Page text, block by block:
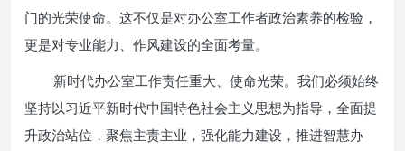
门的光荣使命。这不仅是对办公室工作者政治素养的检验，
更是对专业能力、作风建设的全面考量。
新时代办公室工作责任重大、使命光荣。我们必须始终
坚持以习近平新时代中国特色社会主义思想为指导，全面提
升政治站位，聚焦主责主业，强化能力建设，推进智慧办